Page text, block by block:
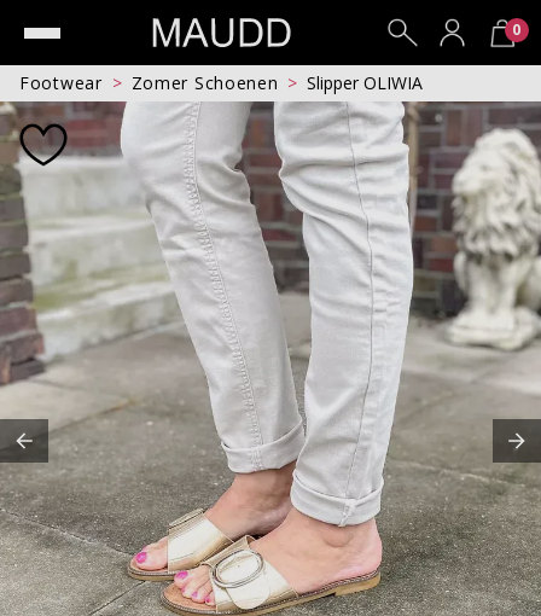
0
Footwear Zomer Schoenen Slipper OLIWIA